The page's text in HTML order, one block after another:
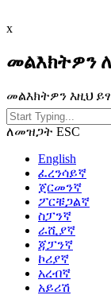
x
መልእክትዎን
መልእክትዎን እዚህ
ለመዝጋት ESC
English
ፈረንሳይኛ
ጀርመንኛ
ፖርቹጋልኛ
ስፓንኛ
ራሺያኛ
ጃፓንኛ
ኮሪያኛ
አረብኛ
አይሪሽ